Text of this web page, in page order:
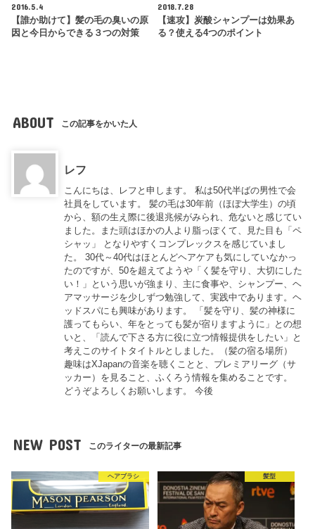
2016.5.4
【誰か助けて】髪の毛の臭いの原
因と今日からできる３つの対策
2018.7.28
【速攻】炭酸シャンプーは効果あ
る？使える4つのポイント
ABOUT この記事をかいた人
レフ
こんにちは、レフと申します。 私は50代半ばの男性で会
社員をしています。 髪の毛は30年前（ほぼ大学生）の頃
から、額の生え際に後退兆候がみられ、危ないと感じてい
ました。また頭はほかの人より脂っぽくて、見た目も「ペ
シャッ」 となりやすくコンプレックスを感じていまし
た。 30代～40代はほとんどヘアケアも気にしていなかっ
たのですが、50を超えてようや「く髪を守り、大切にした
い！」という思いが強まり、主に食事や、シャンプー、ヘ
アマッサージを少しずつ勉強して、実践中であります。ヘ
ッドスパにも興味があります。 「髪を守り、髪の神様に
護ってもらい、年をとっても髪が宿りますように」との想
いと、「読んで下さる方に役に立つ情報提供をしたい」と
考えこのサイトタイトルとしました。（髪の宿る場所）
趣味はXJapanの音楽を聴くことと、プレミアリーグ（サ
ッカー）を見ること、ふくろう情報を集めることです。
どうぞよろしくお願いします。 今後
NEW POST このライターの最新記事
ヘアブラシ 髪型